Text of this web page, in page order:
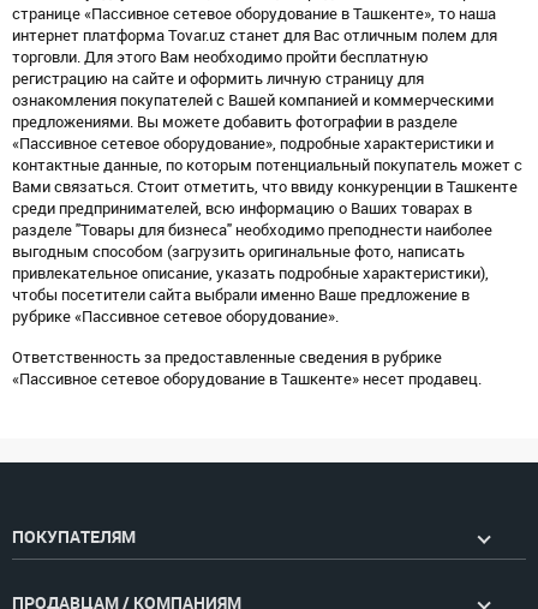
странице «Пассивное сетевое оборудование в Ташкенте», то наша
интернет платформа Tovar.uz станет для Вас отличным полем для
торговли. Для этого Вам необходимо пройти бесплатную
регистрацию на сайте и оформить личную страницу для
ознакомления покупателей с Вашей компанией и коммерческими
предложениями. Вы можете добавить фотографии в разделе
«Пассивное сетевое оборудование», подробные характеристики и
контактные данные, по которым потенциальный покупатель может с
Вами связаться. Стоит отметить, что ввиду конкуренции в Ташкенте
среди предпринимателей, всю информацию о Ваших товарах в
разделе "Товары для бизнеса" необходимо преподнести наиболее
выгодным способом (загрузить оригинальные фото, написать
привлекательное описание, указать подробные характеристики),
чтобы посетители сайта выбрали именно Ваше предложение в
рубрике «Пассивное сетевое оборудование».
Ответственность за предоставленные сведения в рубрике
«Пассивное сетевое оборудование в Ташкенте» несет продавец.
ПОКУПАТЕЛЯМ
ПРОДАВЦАМ / КОМПАНИЯМ